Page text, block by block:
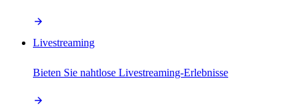
Livestreaming
Bieten Sie nahtlose Livestreaming-Erlebnisse